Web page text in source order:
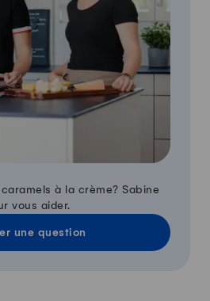
à la crème? Sabine
vous aider.
une question